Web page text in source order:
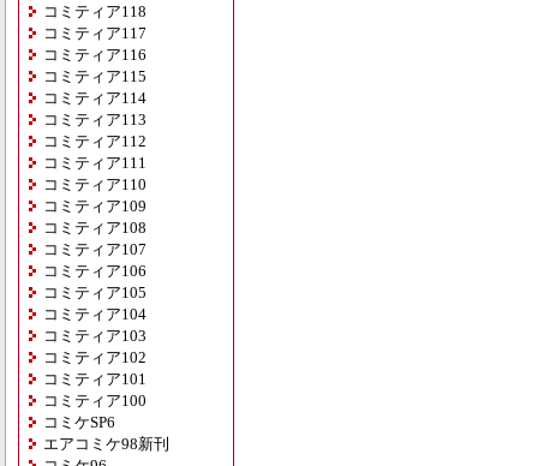
コミティア118
コミティア117
コミティア116
コミティア115
コミティア114
コミティア113
コミティア112
コミティア111
コミティア110
コミティア109
コミティア108
コミティア107
コミティア106
コミティア105
コミティア104
コミティア103
コミティア102
コミティア101
コミティア100
コミケSP6
エアコミケ98新刊